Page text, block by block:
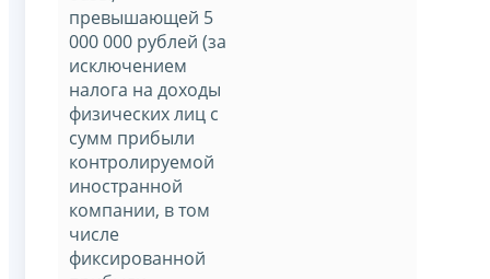
превышающей 5
000 000 рублей (за
исключением
налога на доходы
физических лиц с
сумм прибыли
контролируемой
иностранной
компании, в том
числе
фиксированной